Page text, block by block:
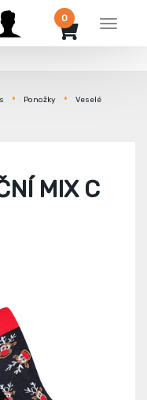
Menu
0
Ponožky
Veselé
MIX C